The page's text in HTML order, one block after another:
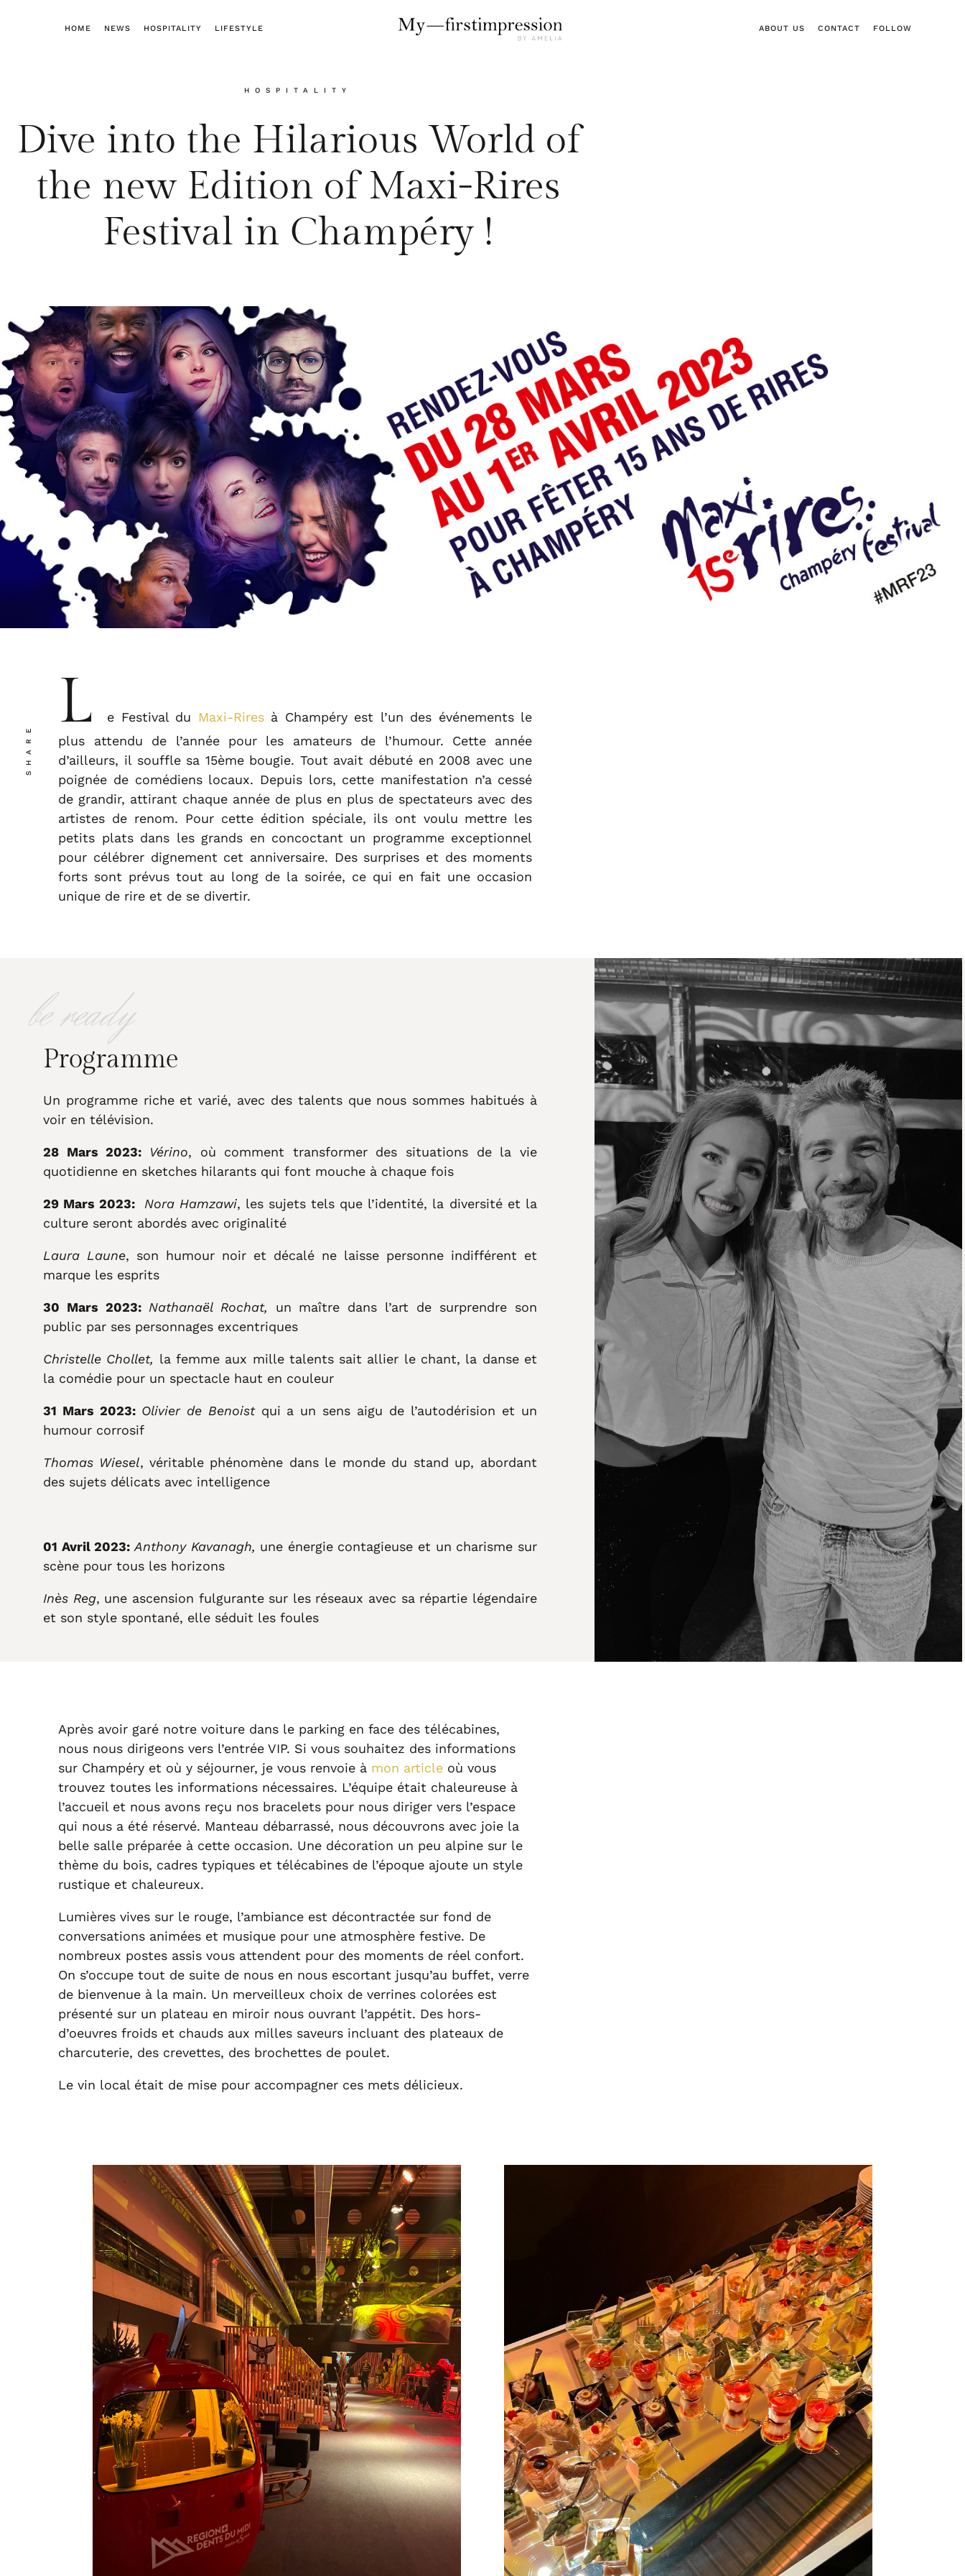
HOME NEWS HOSPITALITY LIFESTYLE ABOUT US CONTACT FOLLOW
HOSPITALITY
Dive into the Hilarious World of
the new Edition of Maxi-Rires
Festival in Champéry !
SHARE
L e Festival du Maxi-Riresà Champéry est l’un des événements le
plus attendu de l’année pour les amateurs de l’humour. Cette année
d’ailleurs, il souffle sa 15ème bougie. Tout avait débuté en 2008 avec une
poignée de comédiens locaux. Depuis lors, cette manifestation n’a cessé
de grandir, attirant chaque année de plus en plus de spectateurs avec des
artistes de renom. Pour cette édition spéciale, ils ont voulu mettre les
petits plats dans les grands en concoctant un programme exceptionnel
pour célébrer dignement cet anniversaire. Des surprises et des moments
forts sont prévus tout au long de la soirée, ce qui en fait une occasion
unique de rire et de se divertir.
be ready
Programme
Un programme riche et varié, avec des talents que nous sommes habitués à
voir en télévision.
28 Mars 2023: Vérino, où comment transformer des situations de la vie
quotidienne en sketches hilarants qui font mouche à chaque fois
29 Mars 2023: Nora Hamzawi, les sujets tels que l’identité, la diversité et la
culture seront abordés avec originalité
Laura Laune, son humour noir et décalé ne laisse personne indifférent et
marque les esprits
30 Mars 2023: Nathanaël Rochat, un maître dans l’art de surprendre son
public par ses personnages excentriques
Christelle Chollet, la femme aux mille talents sait allier le chant, la danse et
la comédie pour un spectacle haut en couleur
31 Mars 2023: Olivier de Benoistqui a un sens aigu de l’autodérision et un
humour corrosif
Thomas Wiesel, véritable phénomène dans le monde du stand up, abordant
des sujets délicats avec intelligence
01 Avril 2023: Anthony Kavanagh, une énergie contagieuse et un charisme sur
scène pour tous les horizons
Inès Reg, une ascension fulgurante sur les réseaux avec sa répartie légendaire
et son style spontané, elle séduit les foules
Après avoir garé notre voiture dans le parking en face des télécabines,
nous nous dirigeons vers l’entrée VIP. Si vous souhaitez des informations
sur Champéry et où y séjourner, je vous renvoie à mon article où vous
trouvez toutes les informations nécessaires. L’équipe était chaleureuse à
l’accueil et nous avons reçu nos bracelets pour nous diriger vers l’espace
qui nous a été réservé. Manteau débarrassé, nous découvrons avec joie la
belle salle préparée à cette occasion. Une décoration un peu alpine sur le
thème du bois, cadres typiques et télécabines de l’époque ajoute un style
rustique et chaleureux.
Lumières vives sur le rouge, l’ambiance est décontractée sur fond de
conversations animées et musique pour une atmosphère festive. De
nombreux postes assis vous attendent pour des moments de réel confort.
On s’occupe tout de suite de nous en nous escortant jusqu’au buffet, verre
de bienvenue à la main. Un merveilleux choix de verrines colorées est
présenté sur un plateau en miroir nous ouvrant l’appétit. Des hors-
d’oeuvres froids et chauds aux milles saveurs incluant des plateaux de
charcuterie, des crevettes, des brochettes de poulet.
Le vin local était de mise pour accompagner ces mets délicieux.